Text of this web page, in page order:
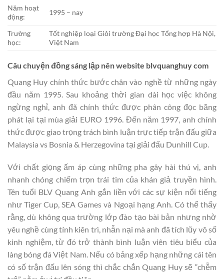
Năm hoạt
động:
1995 – nay
Trường
học:
Tốt nghiệp loại Giỏi trường Đại học Tổng hợp Hà Nội,
Việt Nam
Câu chuyện đồng sáng lập nên website blvquanghuy com
Quang Huy chính thức bước chân vào nghề từ những ngày
đầu năm 1995. Sau khoảng thời gian dài học việc không
ngừng nghỉ, anh đã chính thức được phân công đọc băng
phát lại tại mùa giải EURO 1996. Đến năm 1997, anh chính
thức được giao trọng trách bình luận trực tiếp trận đấu giữa
Malaysia vs Bosnia & Herzegovina tại giải đấu Dunhill Cup.
Với chất giọng ấm áp cùng những pha gây hài thú vị, anh
nhanh chóng chiếm trọn trái tim của khán giả truyền hình.
Tên tuổi BLV Quang Anh gắn liền với các sự kiện nổi tiếng
như Tiger Cup, SEA Games và Ngoại hạng Anh. Có thể thấy
rằng, dù không qua trường lớp đào tạo bài bản nhưng nhờ
yêu nghề cùng tính kiên trì, nhẫn nại mà anh đã tích lũy vô số
kinh nghiệm, từ đó trở thành bình luận viên tiêu biểu của
làng bóng đá Việt Nam. Nếu có bảng xếp hạng những cái tên
có số trận đấu lên sóng thì chắc chắn Quang Huy sẽ “chễm